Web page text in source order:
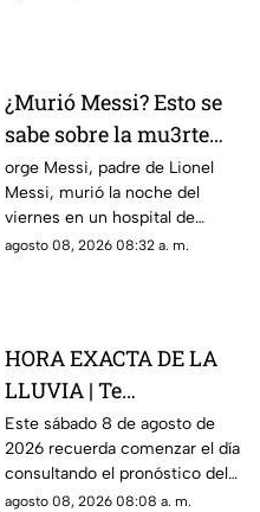
¿Murió Messi? Esto se
sabe sobre la mu3rte
del argentino
orge Messi, padre de Lionel
Messi, murió la noche del
viernes en un hospital de
Rosario, Argentina.
agosto 08, 2026 08:32 a. m.
HORA EXACTA DE LA
LLUVIA | Te
compartimos el
pronóstico del clima
HOY en Querétaro
Este sábado 8 de agosto de
2026 recuerda comenzar el día
consultando el pronóstico del
clima en Querétaro.
agosto 08, 2026 08:08 a. m.